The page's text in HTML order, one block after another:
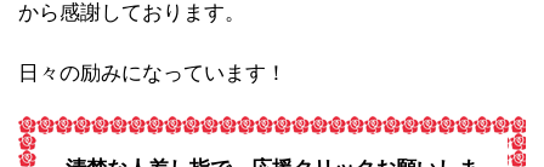
から感謝しております。
日々の励みになっています！